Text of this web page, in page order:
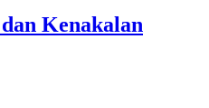
Kenakalan